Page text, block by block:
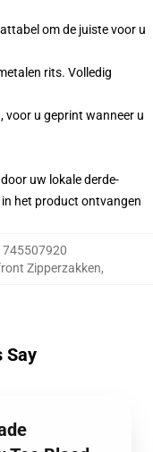
om de juiste voor u
rits. Volledig
voor u geprint wanneer u
uw lokale derde-
het product ontvangen
Zipperzakken,
Say